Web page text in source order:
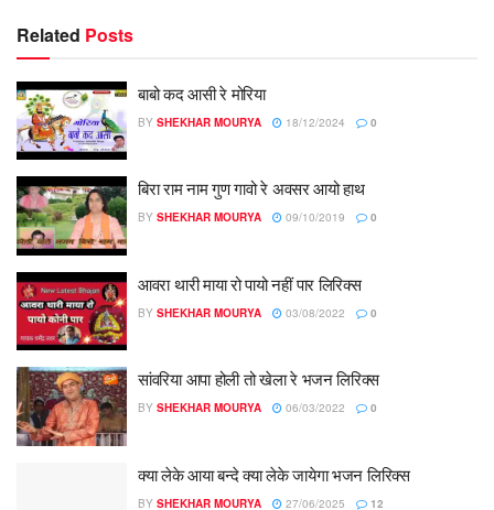
Related Posts
बाबो कद आसी रे मोरिया
BY SHEKHAR MOURYA 18/12/2024 0
बिरा राम नाम गुण गावो रे अवसर आयो हाथ
BY SHEKHAR MOURYA 09/10/2019 0
आवरा थारी माया रो पायो नहीं पार लिरिक्स
BY SHEKHAR MOURYA 03/08/2022 0
सांवरिया आपा होली तो खेला रे भजन लिरिक्स
BY SHEKHAR MOURYA 06/03/2022 0
क्या लेके आया बन्दे क्या लेके जायेगा भजन लिरिक्स
BY SHEKHAR MOURYA 27/06/2025 12